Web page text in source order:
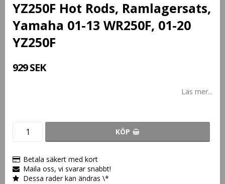
YZ250F Hot Rods, Ramlagersats,
Yamaha 01-13 WR250F, 01-20
YZ250F
929 SEK
Läs mer...
KÖP
Betala säkert med kort
Maila oss, vi svarar snabbt!
Dessa rader kan ändras \*